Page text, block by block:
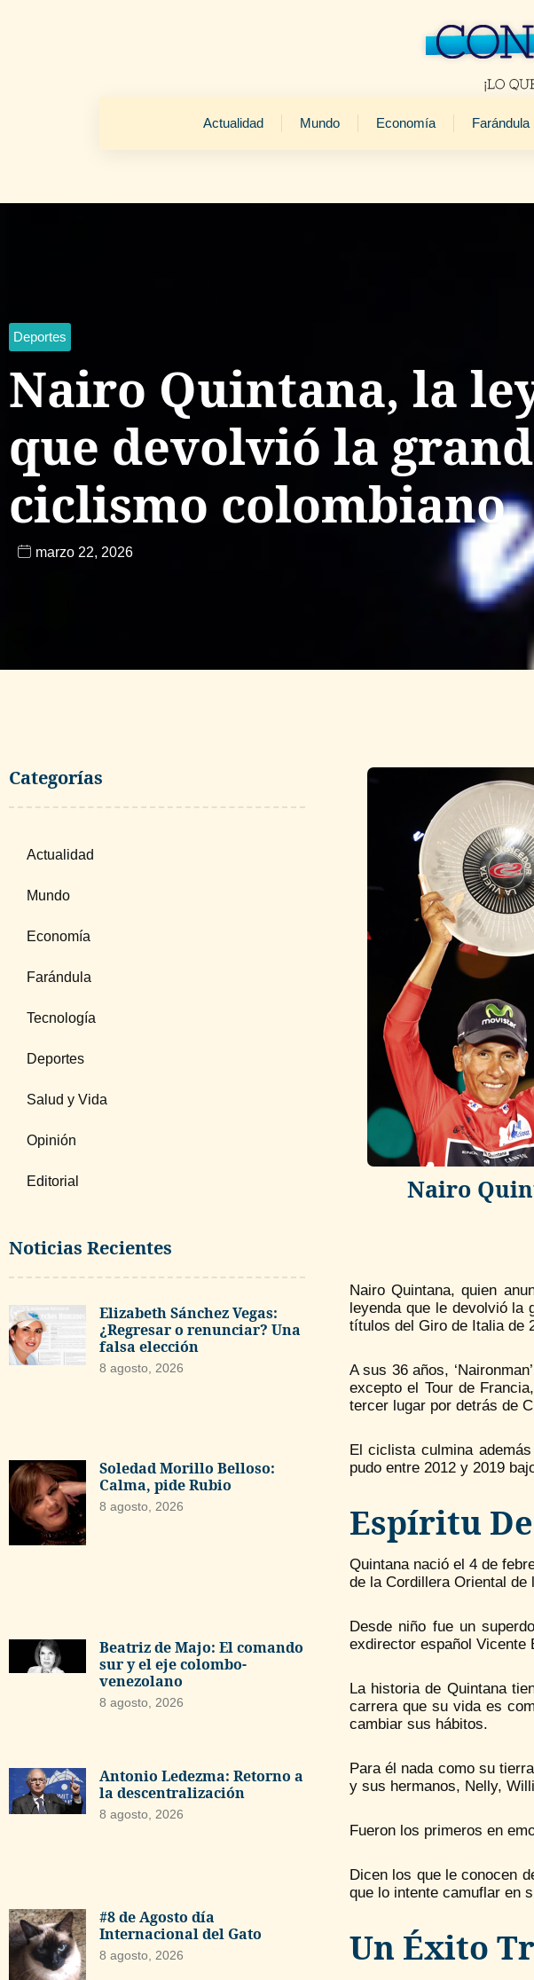
Actualidad Mundo Economía Farándula
Deportes
Nairo Quintana, la
que devolvió la
ciclismo colombiano
marzo 22, 2026
Categorías
Actualidad
Mundo
Economía
Farándula
Tecnología
Deportes
Salud y Vida
Opinión
Editorial
Noticias Recientes
Elizabeth Sánchez Vegas:
¿Regresar o renunciar? Una
falsa elección
8 agosto, 2026
Soledad Morillo Belloso:
Calma, pide Rubio
8 agosto, 2026
Beatriz de Majo: El comando
sur y el eje colombo-
venezolano
8 agosto, 2026
Antonio Ledezma: Retorno a
la descentralización
8 agosto, 2026
#8 de Agosto día
Internacional del Gato
8 agosto, 2026
Nairo
Nairo Quintana, quien
leyenda que le devolvió la
títulos del Giro de Italia de
A sus 36 años,
excepto el Tour de
tercer lugar por detrás de
El ciclista culmina
pudo entre 2012 y 2019
Espíritu
Quintana nació el 4 de
de la Cordillera Oriental de
Desde niño fue un
exdirector español Vicente
La historia de Quintana
carrera que su vida es
cambiar sus hábitos.
Para él nada como su
y sus hermanos, Nelly,
Fueron los primeros en
Dicen los que le conocen
que lo intente camuflar en
Un Éxito